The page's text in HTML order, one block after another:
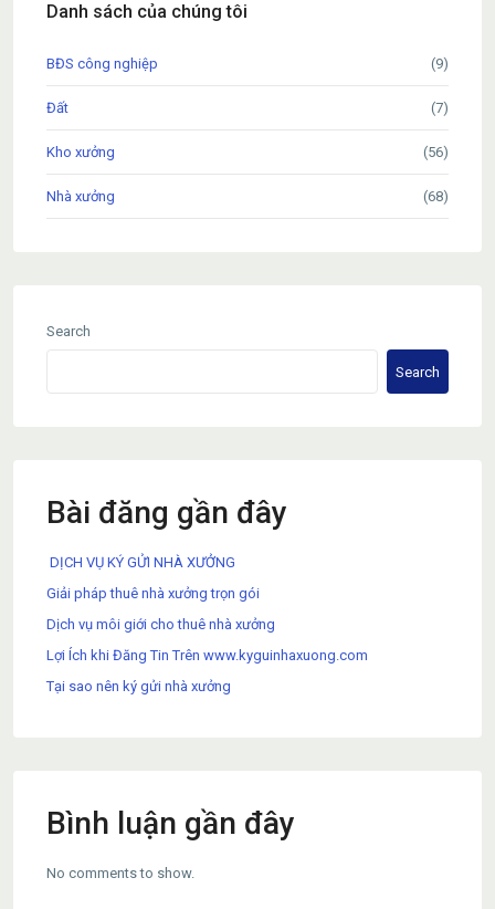
Danh sách của chúng tôi
BĐS công nghiệp (9)
Đất (7)
Kho xưởng (56)
Nhà xưởng (68)
Search
Search
Bài đăng gần đây
DỊCH VỤ KÝ GỬI NHÀ XƯỞNG
Giải pháp thuê nhà xưởng trọn gói
Dịch vụ môi giới cho thuê nhà xưởng
Lợi Ích khi Đăng Tin Trên www.kyguinhaxuong.com
Tại sao nên ký gửi nhà xưởng
Bình luận gần đây
No comments to show.